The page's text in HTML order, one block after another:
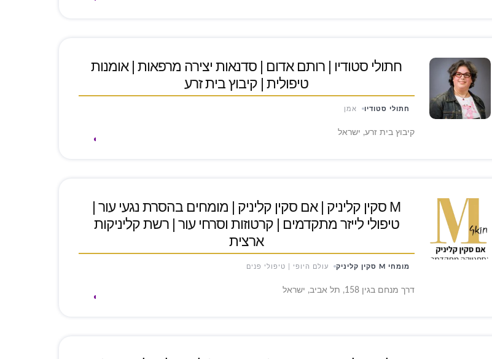
חתולי סטודיו | רותם אדום | סדנאות יצירה מרפאות | אומנות
טיפולית | קיבוץ בית זרע
חתולי סטודיו אמן
קיבוץ בית זרע, ישראל
M סקין קליניק | אם סקין קליניק | מומחים בהסרת נגעי עור |
טיפולי לייזר מתקדמים | קרטוזות וסרחי עור | רשת קליניקות
ארצית
מומחי M סקין קליניק עולם היופי | טיפולי פנים
דרך מנחם בגין 158, תל אביב, ישראל